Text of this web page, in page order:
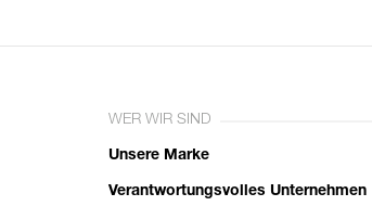
WER WIR SIND
Unsere Marke
Verantwortungsvolles Unternehmen